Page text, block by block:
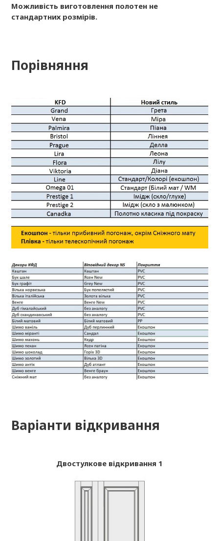
Можливість виготовлення полотен не
стандартних розмірів.
Порівняння
Варіанти відкривання
Двостулкове відкривання 1